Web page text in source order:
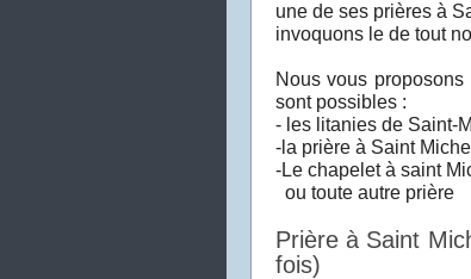
une de ses prières à
invoquons le de tout
Nous vous
sont possibles :
- les litanies de Saint-
-la prière à Saint
-Le chapelet à saint
ou toute autre prière
Prière à Saint
fois)